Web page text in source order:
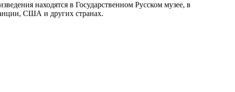
находятся в Государственном Русском музее, в
США и других странах.